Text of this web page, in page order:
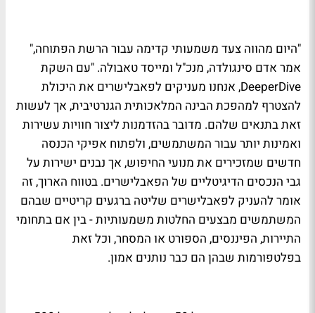
"היום מהווה צעד משמעותי קדימה עבור הרשת הפתוחה,"
אמר אדם סינגולדה, מנכ"ל ומייסד טאבולה. "עם השקת
DeeperDive, אנחנו מעניקים לפאבלישרים את היכולת
להצטרף למהפכת הבינה המלאכותית הגנרטיבית, אך לעשות
זאת בתנאים שלהם. מדובר בהזדמנות ליצור חוויות עשירות
ואמינות יותר עבור המשתמשים, ולפתוח אפיקי הכנסה
חדשים שמזכירים את מנועי החיפוש, אך נבנים ישירות על
גבי הנכסים הדיגיטליים של הפאבלישרים. בטווח הארוך, זה
אומר להעניק לפאבלישרים שליטה ברגעים קריטיים שבהם
המשתמשים מבצעים החלטות משמעותיות - בין אם בתחומי
התיירות, הפיננסים, הספורט או המסחר, וכל זאת
בפלטפורמות שבהן הם כבר נותנים אמון.